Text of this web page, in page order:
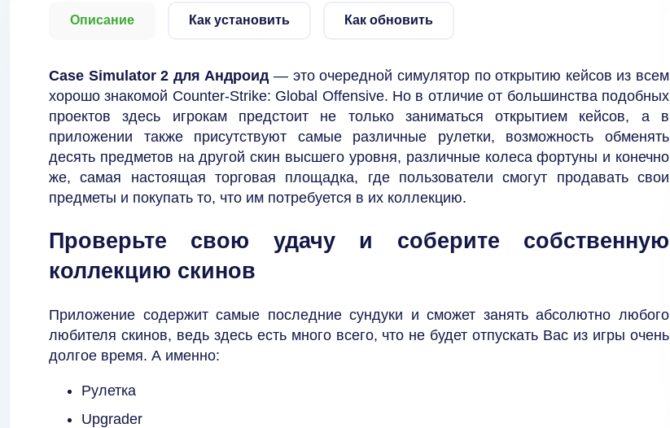
Описание Как установить Как обновить
Case Simulator 2 для Андроид — это очередной симулятор по открытию кейсов из всем
хорошо знакомой Counter-Strike: Global Offensive. Но в отличие от большинства подобных
проектов здесь игрокам предстоит не только заниматься открытием кейсов, а в
приложении также присутствуют самые различные рулетки, возможность обменять
десять предметов на другой скин высшего уровня, различные колеса фортуны и конечно
же, самая настоящая торговая площадка, где пользователи смогут продавать свои
предметы и покупать то, что им потребуется в их коллекцию.
Проверьте свою удачу и соберите собственную
коллекцию скинов
Приложение содержит самые последние сундуки и сможет занять абсолютно любого
любителя скинов, ведь здесь есть много всего, что не будет отпускать Вас из игры очень
долгое время. А именно:
Рулетка
Upgrader